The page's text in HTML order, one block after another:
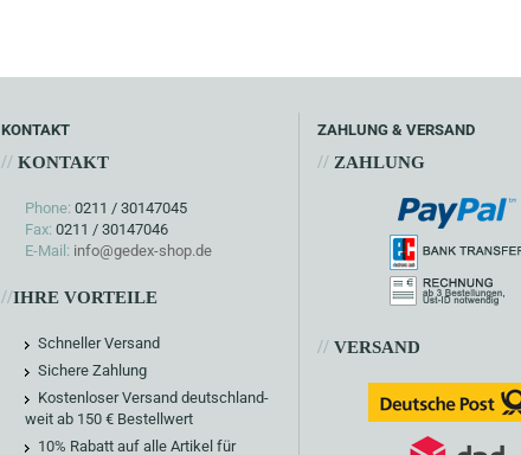
KONTAKT
//KONTAKT
Phone: 0211 / 30147045
Fax: 0211 / 30147046
E-Mail: info@gedex-shop.de
//IHRE VORTEILE
Schneller Versand
Sichere Zahlung
Kostenloser Versand deutschland-
weit ab 150 € Bestellwert
10% Rabatt auf alle Artikel für
ZAHLUNG & VERSAND
// ZAHLUNG
// VERSAND